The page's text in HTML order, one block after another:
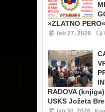
»ZLATNO
feb 27, 2026
RADOVA
USKS Jožeta